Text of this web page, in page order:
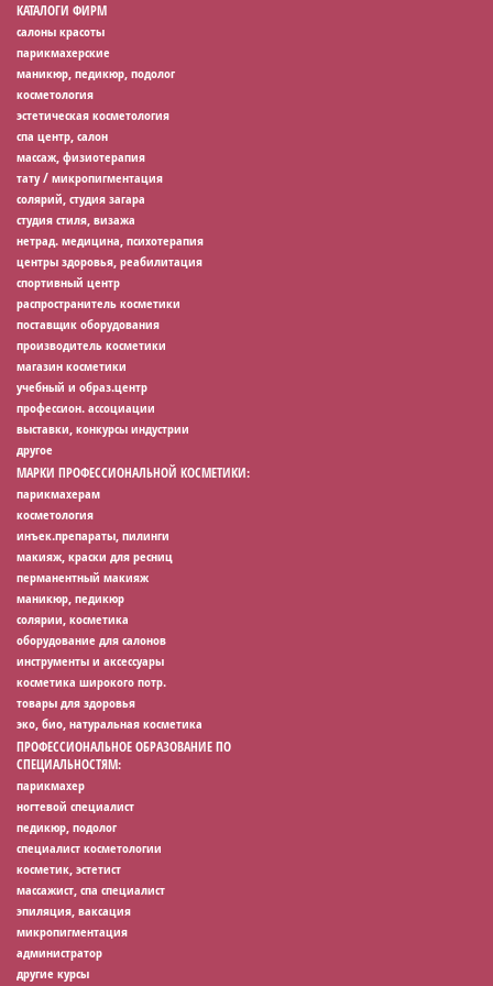
КАТАЛОГИ ФИРМ
салоны красоты
парикмахерские
маникюр, педикюр, подолог
косметология
эстетическая косметология
спа центр, салон
массаж, физиотерапия
тату / микропигментация
солярий, студия загара
студия стиля, визажа
нетрад. медицина, психотерапия
центры здоровья, реабилитация
спортивный центр
распространитель косметики
поставщик оборудования
производитель косметики
магазин косметики
учебный и образ.центр
профессион. ассоциации
выставки, конкурсы индустрии
другое
МАРКИ ПРОФЕССИОНАЛЬНОЙ КОСМЕТИКИ:
парикмахерам
косметология
инъек.препараты, пилинги
макияж, краски для ресниц
перманентный макияж
маникюр, педикюр
солярии, косметика
оборудование для салонов
инструменты и аксессуары
косметика широкого потр.
товары для здоровья
эко, био, натуральная косметика
ПРОФЕССИОНАЛЬНОЕ ОБРАЗОВАНИЕ ПО
СПЕЦИАЛЬНОСТЯМ:
парикмахер
ногтевой специалист
педикюр, подолог
специалист косметологии
косметик, эстетист
массажист, спа специалист
эпиляция, ваксация
микропигментация
администратор
другие курсы